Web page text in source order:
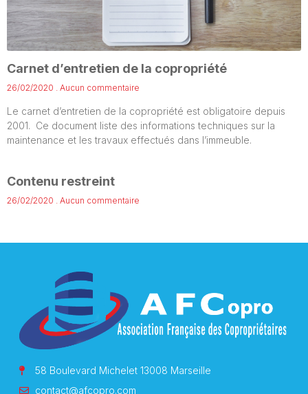
Carnet d’entretien de la copropriété
26/02/2020 Aucun commentaire
Le carnet d’entretien de la copropriété est obligatoire depuis
2001. Ce document liste des informations techniques sur la
maintenance et les travaux effectués dans l’immeuble.
Contenu restreint
26/02/2020 Aucun commentaire
58 Boulevard Michelet 13008 Marseille
contact@afcopro.com